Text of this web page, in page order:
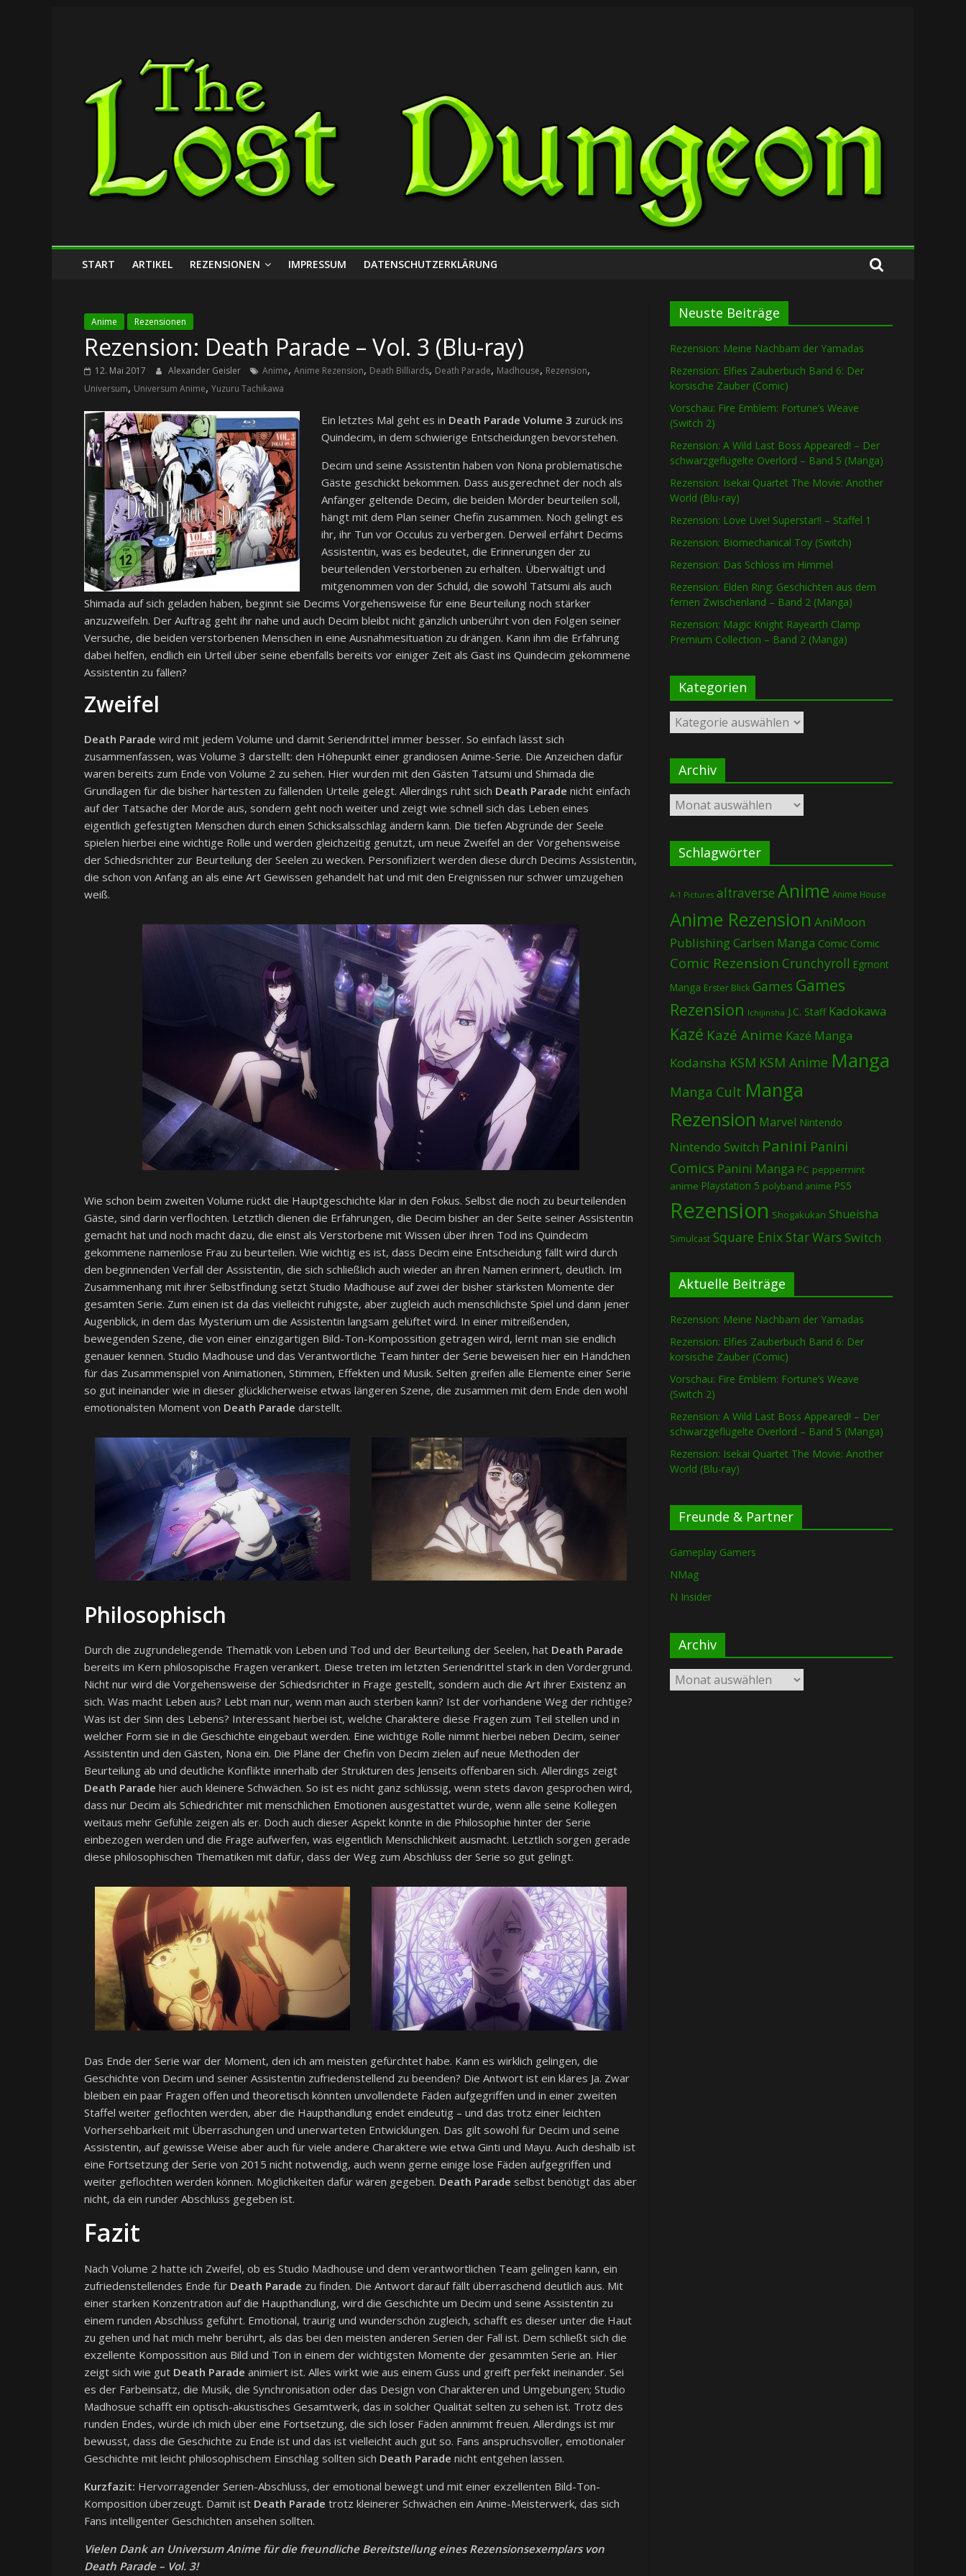
Lost
Dungeon
START ARTIKEL REZENSIONEN IMPRESSUM DATENSCHUTZERKLÄRUNG
Anime Rezensionen
Rezension: Death Parade – Vol. 3 (Blu-ray)
12. Mai 2017 Alexander Geisler Anime, Anime Rezension, Death Billiards, Death Parade, Madhouse, Rezension,
Universum, Universum Anime, Yuzuru Tachikawa
Ein letztes Mal geht es in Death Parade Volume 3 zurück ins
Quindecim, in dem schwierige Entscheidungen bevorstehen.
Decim und seine Assistentin haben von Nona problematische
Gäste geschickt bekommen. Dass ausgerechnet der noch als
Anfänger geltende Decim, die beiden Mörder beurteilen soll,
hängt mit dem Plan seiner Chefin zusammen. Noch gelingt es
ihr, ihr Tun vor Occulus zu verbergen. Derweil erfährt Decims
Assistentin, was es bedeutet, die Erinnerungen der zu
beurteilenden Verstorbenen zu erhalten. Überwältigt und
mitgenommen von der Schuld, die sowohl Tatsumi als auch
Shimada auf sich geladen haben, beginnt sie Decims Vorgehensweise für eine Beurteilung noch stärker
anzuzweifeln. Der Auftrag geht ihr nahe und auch Decim bleibt nicht gänzlich unberührt von den Folgen seiner
Versuche, die beiden verstorbenen Menschen in eine Ausnahmesituation zu drängen. Kann ihm die Erfahrung
dabei helfen, endlich ein Urteil über seine ebenfalls bereits vor einiger Zeit als Gast ins Quindecim gekommene
Assistentin zu fällen?
Zweifel
Death Parade wird mit jedem Volume und damit Seriendrittel immer besser. So einfach lässt sich
zusammenfassen, was Volume 3 darstellt: den Höhepunkt einer grandiosen Anime-Serie. Die Anzeichen dafür
waren bereits zum Ende von Volume 2 zu sehen. Hier wurden mit den Gästen Tatsumi und Shimada die
Grundlagen für die bisher härtesten zu fällenden Urteile gelegt. Allerdings ruht sich Death Parade nicht einfach
auf der Tatsache der Morde aus, sondern geht noch weiter und zeigt wie schnell sich das Leben eines
eigentlich gefestigten Menschen durch einen Schicksalsschlag ändern kann. Die tiefen Abgründe der Seele
spielen hierbei eine wichtige Rolle und werden gleichzeitig genutzt, um neue Zweifel an der Vorgehensweise
der Schiedsrichter zur Beurteilung der Seelen zu wecken. Personifiziert werden diese durch Decims Assistentin,
die schon von Anfang an als eine Art Gewissen gehandelt hat und mit den Ereignissen nur schwer umzugehen
weiß.
Wie schon beim zweiten Volume rückt die Hauptgeschichte klar in den Fokus. Selbst die noch zu beurteilenden
Gäste, sind darin verflochten. Letztlich dienen die Erfahrungen, die Decim bisher an der Seite seiner Assistentin
gemacht hat und noch macht dazu, die einst als Verstorbene mit Wissen über ihren Tod ins Quindecim
gekommene namenlose Frau zu beurteilen. Wie wichtig es ist, dass Decim eine Entscheidung fällt wird durch
den beginnenden Verfall der Assistentin, die sich schließlich auch wieder an ihren Namen erinnert, deutlich. Im
Zusammenhang mit ihrer Selbstfindung setzt Studio Madhouse auf zwei der bisher stärksten Momente der
gesamten Serie. Zum einen ist da das vielleicht ruhigste, aber zugleich auch menschlichste Spiel und dann jener
Augenblick, in dem das Mysterium um die Assistentin langsam gelüftet wird. In einer mitreißenden,
bewegenden Szene, die von einer einzigartigen Bild-Ton-Kompossition getragen wird, lernt man sie endlich
genauer kennen. Studio Madhouse und das Verantwortliche Team hinter der Serie beweisen hier ein Händchen
für das Zusammenspiel von Animationen, Stimmen, Effekten und Musik. Selten greifen alle Elemente einer Serie
so gut ineinander wie in dieser glücklicherweise etwas längeren Szene, die zusammen mit dem Ende den wohl
emotionalsten Moment von Death Parade darstellt.
Philosophisch
Durch die zugrundeliegende Thematik von Leben und Tod und der Beurteilung der Seelen, hat Death Parade
bereits im Kern philosopische Fragen verankert. Diese treten im letzten Seriendrittel stark in den Vordergrund.
Nicht nur wird die Vorgehensweise der Schiedsrichter in Frage gestellt, sondern auch die Art ihrer Existenz an
sich. Was macht Leben aus? Lebt man nur, wenn man auch sterben kann? Ist der vorhandene Weg der richtige?
Was ist der Sinn des Lebens? Interessant hierbei ist, welche Charaktere diese Fragen zum Teil stellen und in
welcher Form sie in die Geschichte eingebaut werden. Eine wichtige Rolle nimmt hierbei neben Decim, seiner
Assistentin und den Gästen, Nona ein. Die Pläne der Chefin von Decim zielen auf neue Methoden der
Beurteilung ab und deutliche Konflikte innerhalb der Strukturen des Jenseits offenbaren sich. Allerdings zeigt
Death Parade hier auch kleinere Schwächen. So ist es nicht ganz schlüssig, wenn stets davon gesprochen wird,
dass nur Decim als Schiedrichter mit menschlichen Emotionen ausgestattet wurde, wenn alle seine Kollegen
weitaus mehr Gefühle zeigen als er. Doch auch dieser Aspekt könnte in die Philosophie hinter der Serie
einbezogen werden und die Frage aufwerfen, was eigentlich Menschlichkeit ausmacht. Letztlich sorgen gerade
diese philosophischen Thematiken mit dafür, dass der Weg zum Abschluss der Serie so gut gelingt.
Das Ende der Serie war der Moment, den ich am meisten gefürchtet habe. Kann es wirklich gelingen, die
Geschichte von Decim und seiner Assistentin zufriedenstellend zu beenden? Die Antwort ist ein klares Ja. Zwar
bleiben ein paar Fragen offen und theoretisch könnten unvollendete Fäden aufgegriffen und in einer zweiten
Staffel weiter geflochten werden, aber die Haupthandlung endet eindeutig – und das trotz einer leichten
Vorhersehbarkeit mit Überraschungen und unerwarteten Entwicklungen. Das gilt sowohl für Decim und seine
Assistentin, auf gewisse Weise aber auch für viele andere Charaktere wie etwa Ginti und Mayu. Auch deshalb ist
eine Fortsetzung der Serie von 2015 nicht notwendig, auch wenn gerne einige lose Fäden aufgegriffen und
weiter geflochten werden können. Möglichkeiten dafür wären gegeben. Death Parade selbst benötigt das aber
nicht, da ein runder Abschluss gegeben ist.
Fazit
Nach Volume 2 hatte ich Zweifel, ob es Studio Madhouse und dem verantwortlichen Team gelingen kann, ein
zufriedenstellendes Ende für Death Parade zu finden. Die Antwort darauf fällt überraschend deutlich aus. Mit
einer starken Konzentration auf die Haupthandlung, wird die Geschichte um Decim und seine Assistentin zu
einem runden Abschluss geführt. Emotional, traurig und wunderschön zugleich, schafft es dieser unter die Haut
zu gehen und hat mich mehr berührt, als das bei den meisten anderen Serien der Fall ist. Dem schließt sich die
exzellente Kompossition aus Bild und Ton in einem der wichtigsten Momente der gesammten Serie an. Hier
zeigt sich wie gut Death Parade animiert ist. Alles wirkt wie aus einem Guss und greift perfekt ineinander. Sei
es der Farbeinsatz, die Musik, die Synchronisation oder das Design von Charakteren und Umgebungen; Studio
Madhosue schafft ein optisch-akustisches Gesamtwerk, das in solcher Qualität selten zu sehen ist. Trotz des
runden Endes, würde ich mich über eine Fortsetzung, die sich loser Fäden annimmt freuen. Allerdings ist mir
bewusst, dass die Geschichte zu Ende ist und das ist vielleicht auch gut so. Fans anspruchsvoller, emotionaler
Geschichte mit leicht philosophischem Einschlag sollten sich Death Parade nicht entgehen lassen.
Kurzfazit: Hervorragender Serien-Abschluss, der emotional bewegt und mit einer exzellenten Bild-Ton-
Komposition überzeugt. Damit ist Death Parade trotz kleinerer Schwächen ein Anime-Meisterwerk, das sich
Fans intelligenter Geschichten ansehen sollten.
Vielen Dank an Universum Anime für die freundliche Bereitstellung eines Rezensionsexemplars von
Death Parade – Vol. 3!
Neuste Beiträge
Rezension: Meine Nachbarn der Yamadas
Rezension: Elfies Zauberbuch Band 6: Der
korsische Zauber (Comic)
Vorschau: Fire Emblem: Fortune’s Weave
(Switch 2)
Rezension: A Wild Last Boss Appeared! – Der
schwarzgeflügelte Overlord – Band 5 (Manga)
Rezension: Isekai Quartet The Movie: Another
World (Blu-ray)
Rezension: Love Live! Superstar!! – Staffel 1
Rezension: Biomechanical Toy (Switch)
Rezension: Das Schloss im Himmel
Rezension: Elden Ring: Geschichten aus dem
fernen Zwischenland – Band 2 (Manga)
Rezension: Magic Knight Rayearth Clamp
Premium Collection – Band 2 (Manga)
Kategorien
Kategorien
Archiv
Archiv
Schlagwörter
A-1 Pictures altraverse Anime Anime House
Anime Rezension AniMoon
PublishingCarlsen Manga Comic Comic
Comic Rezension Crunchyroll Egmont
Manga Erster Blick Games Games
Rezension Ichijinsha J.C. Staff Kadokawa
Kazé Kazé Anime Kazé Manga
Kodansha KSM KSM Anime Manga
Manga Cult Manga
Rezension Marvel Nintendo
Nintendo Switch Panini Panini
Comics Panini Manga PC peppermint
anime Playstation 5 polyband anime PS5
Rezension Shogakukan Shueisha
Simulcast Square EnixStar Wars Switch
Aktuelle Beiträge
Rezension: Meine Nachbarn der Yamadas
Rezension: Elfies Zauberbuch Band 6: Der
korsische Zauber (Comic)
Vorschau: Fire Emblem: Fortune’s Weave
(Switch 2)
Rezension: A Wild Last Boss Appeared! – Der
schwarzgeflügelte Overlord – Band 5 (Manga)
Rezension: Isekai Quartet The Movie: Another
World (Blu-ray)
Freunde & Partner
Gameplay Gamers
NMag
N Insider
Archiv
Archiv